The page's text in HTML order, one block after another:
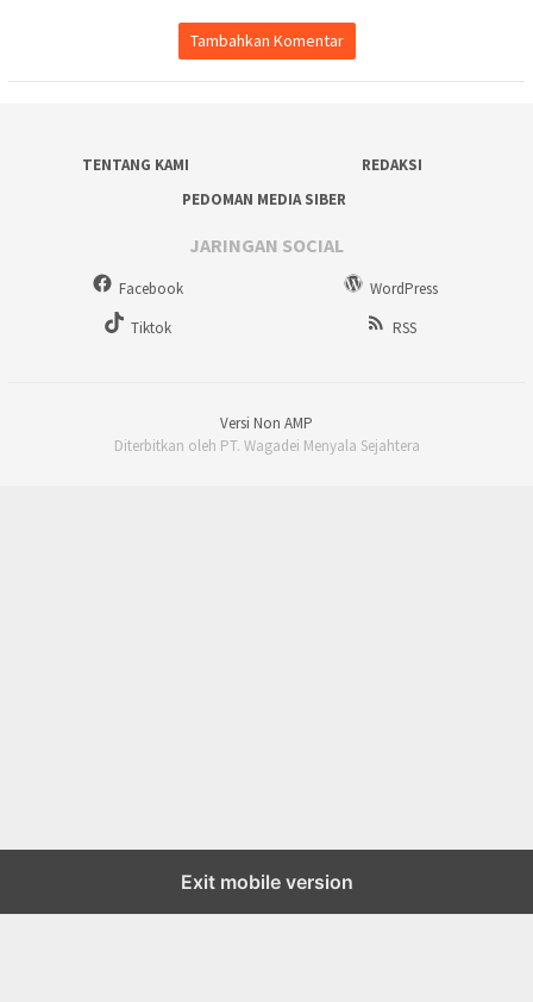
Tambahkan Komentar
TENTANG KAMI
REDAKSI
PEDOMAN MEDIA SIBER
JARINGAN SOCIAL
Facebook
WordPress
Tiktok
RSS
Versi Non AMP
Diterbitkan oleh PT. Wagadei Menyala Sejahtera
Exit mobile version